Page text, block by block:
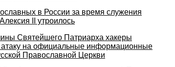
в России за время служения
II утроилось
Святейшего Патриарха хакеры
на официальные информационные
Православной Церкви